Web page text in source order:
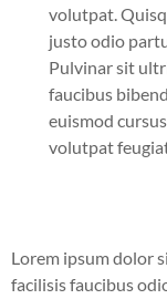
volutpat.
justo odio
Pulvinar sit
faucibus
euismod
volutpat
Lorem ipsum dolor
facilisis faucibus